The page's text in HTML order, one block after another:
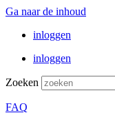
Ga naar de inhoud
inloggen
inloggen
Zoeken
FAQ